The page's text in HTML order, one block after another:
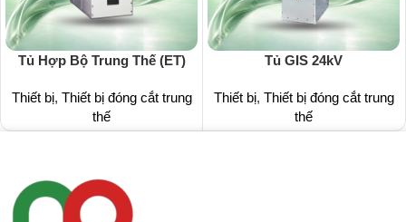
Tủ Hợp Bộ Trung Thế (ET)
Thiết bị, Thiết bị đóng cắt trung
thế
Tủ GIS 24kV
Thiết bị, Thiết bị đóng cắt trung
thế